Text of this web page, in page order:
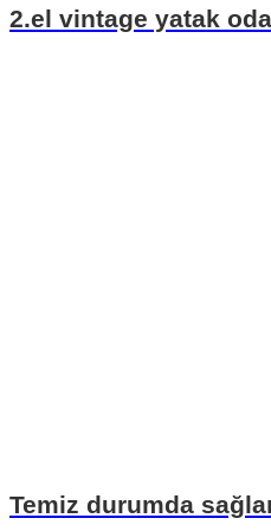
2.el vintage yatak
Temiz durumda